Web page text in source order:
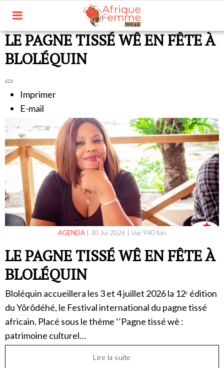
LE PAGNE TISSÉ WÊ EN FÊTE À
BLOLÉQUIN
Imprimer
E-mail
AGENDA| 30 Jui 2026 Vue 940 fois
LE PAGNE TISSÉ WÊ EN FÊTE À
BLOLÉQUIN
Bloléquin accueillera les 3 et 4 juillet 2026 la 12ᵉ édition
du Yôrôdéhé, le Festival international du pagne tissé
africain. Placé sous le thème ‘’Pagne tissé wè :
patrimoine culturel…
Lire la suite